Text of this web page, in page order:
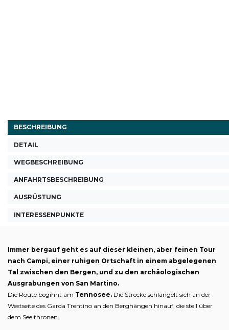
BESCHREIBUNG
DETAIL
WEGBESCHREIBUNG
ANFAHRTSBESCHREIBUNG
AUSRÜSTUNG
INTERESSENPUNKTE
Immer bergauf geht es auf dieser kleinen, aber feinen Tour
nach Campi, einer ruhigen Ortschaft in einem abgelegenen
Tal zwischen den Bergen, und zu den archäologischen
Ausgrabungen von San Martino.
Die Route beginnt am Tennosee. Die Strecke schlängelt sich an der
Westseite des Garda Trentino an den Berghängen hinauf, die steil über
dem See thronen.